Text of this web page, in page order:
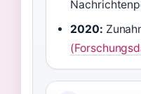
2020: